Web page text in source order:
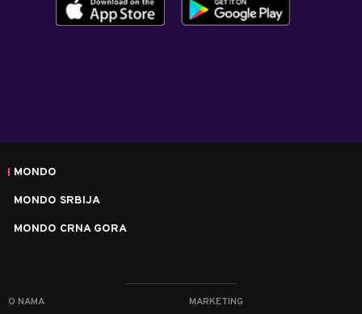
MONDO
MONDO SRBIJA
MONDO CRNA GORA
O NAMA MARKETING